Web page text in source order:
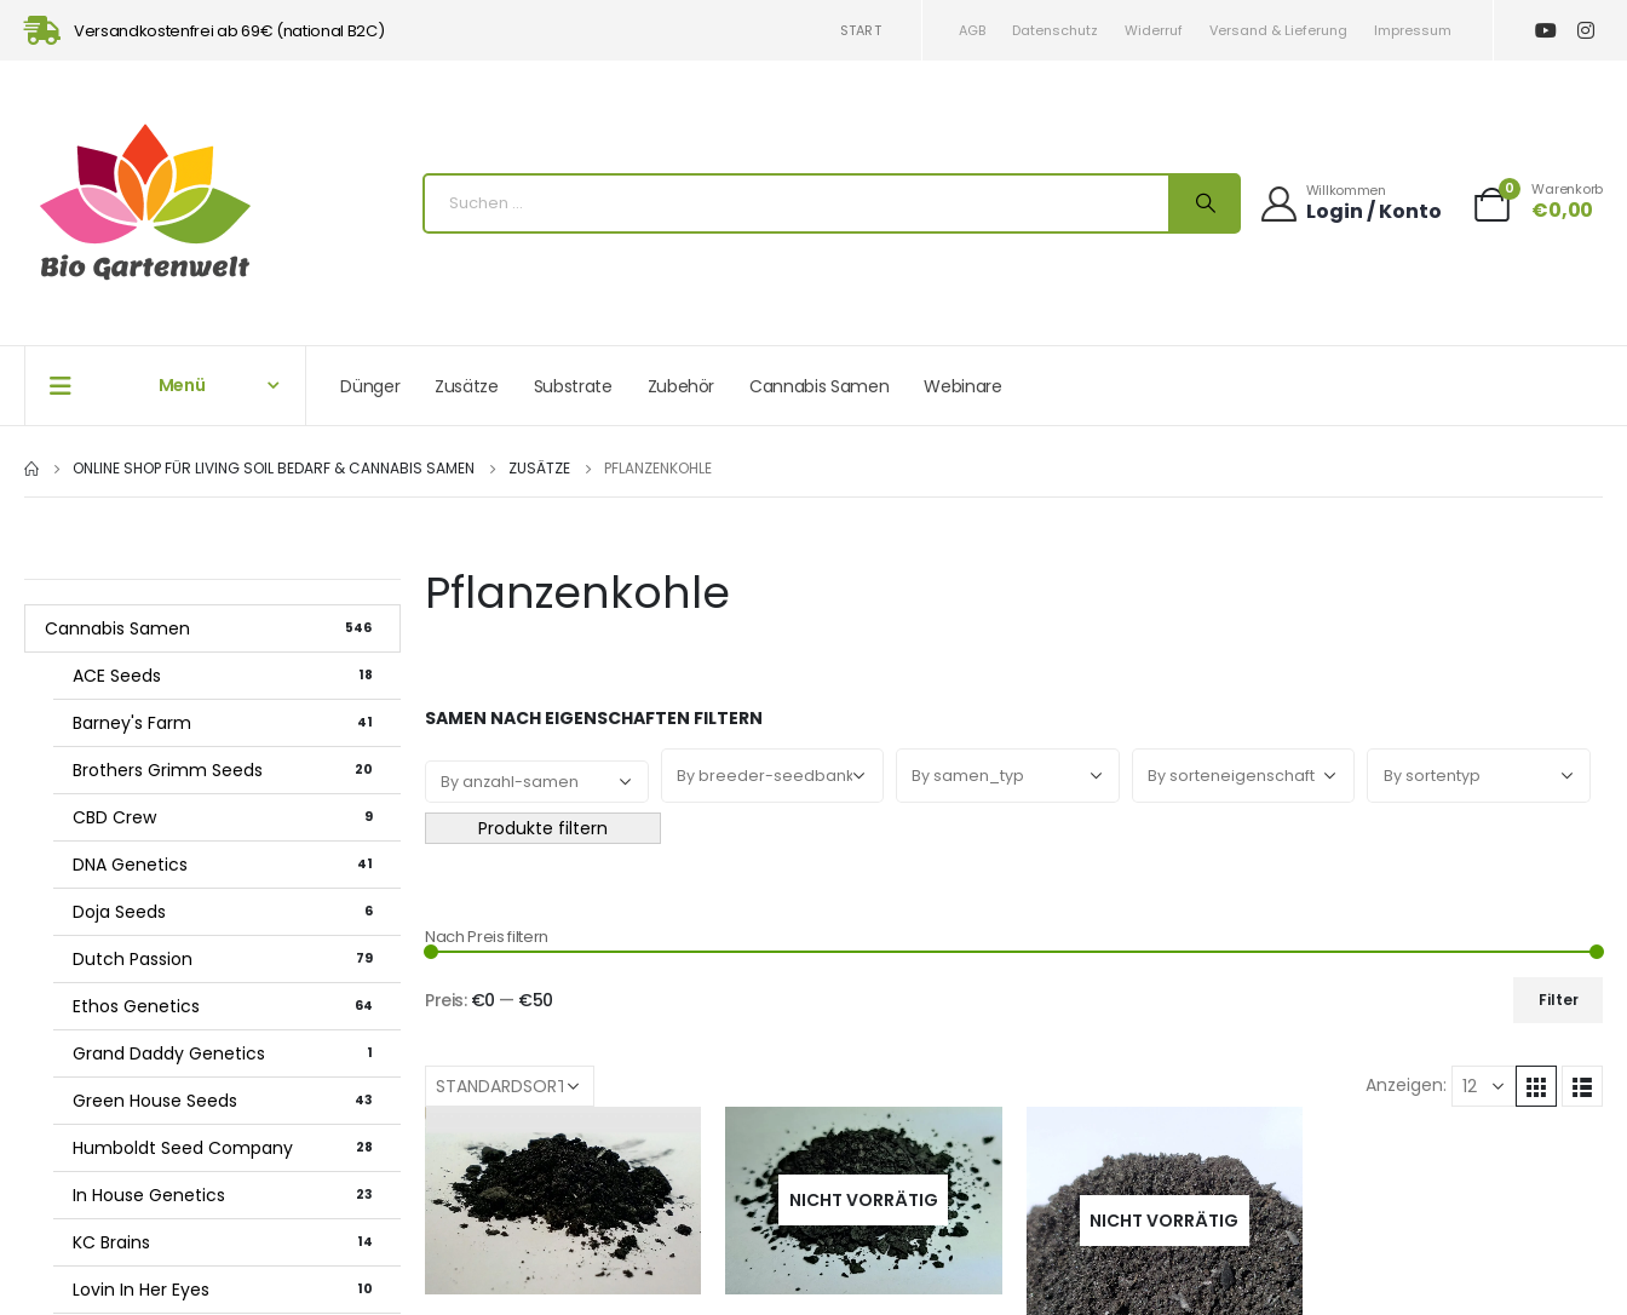
Versandkostenfrei ab 69€ (national B2C) START AGB Datenschutz Widerruf Versand & Lieferung Impressum
Willkommen
Login / Konto
0 Warenkorb
€0,00
Menü Dünger Zusätze Substrate Zubehör Cannabis Samen Webinare
ONLINE SHOP FÜR LIVING SOIL BEDARF & CANNABIS SAMEN ZUSÄTZE PFLANZENKOHLE
Pflanzenkohle
SAMEN NACH EIGENSCHAFTEN FILTERN
Produkte filtern
Nach Preis filtern
Filter
Preis: €0 — €50
Anzeigen:
NICHT VORRÄTIG
NICHT VORRÄTIG
Cannabis Samen 546
ACE Seeds 18
Barney's Farm 41
Brothers Grimm Seeds 20
CBD Crew 9
DNA Genetics 41
Doja Seeds 6
Dutch Passion 79
Ethos Genetics 64
Grand Daddy Genetics 1
Green House Seeds 43
Humboldt Seed Company 28
In House Genetics 23
KC Brains 14
Lovin In Her Eyes 10